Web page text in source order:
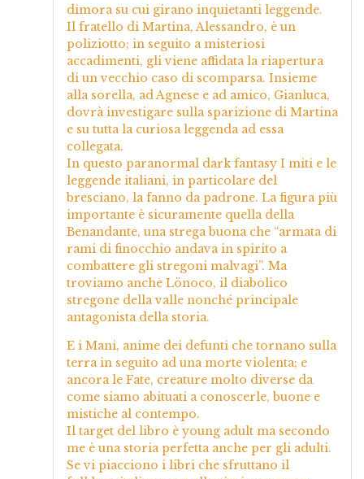
dimora su cui girano inquietanti leggende.
Il fratello di Martina, Alessandro, è un
poliziotto; in seguito a misteriosi
accadimenti, gli viene affidata la riapertura
di un vecchio caso di scomparsa. Insieme
alla sorella, ad Agnese e ad amico, Gianluca,
dovrà investigare sulla sparizione di Martina
e su tutta la curiosa leggenda ad essa
collegata.
In questo paranormal dark fantasy I miti e le
leggende italiani, in particolare del
bresciano, la fanno da padrone. La figura più
importante è sicuramente quella della
Benandante, una strega buona che “armata di
rami di finocchio andava in spirito a
combattere gli stregoni malvagi”. Ma
troviamo anche Lönoco, il diabolico
stregone della valle nonché principale
antagonista della storia.
E i Mani, anime dei defunti che tornano sulla
terra in seguito ad una morte violenta; e
ancora le Fate, creature molto diverse da
come siamo abituati a conoscerle, buone e
mistiche al contempo.
Il target del libro è young adult ma secondo
me è una storia perfetta anche per gli adulti.
Se vi piacciono i libri che sfruttano il